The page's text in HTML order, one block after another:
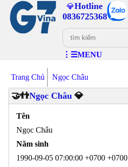
💎Hotline
0836725368
⋮☰MENU
Trang Chủ Ngọc Châu
🤝👬Ngọc Châu💎
Tên
Ngọc Châu
Năm sinh
1990-09-05 07:00:00 +0700 +0700